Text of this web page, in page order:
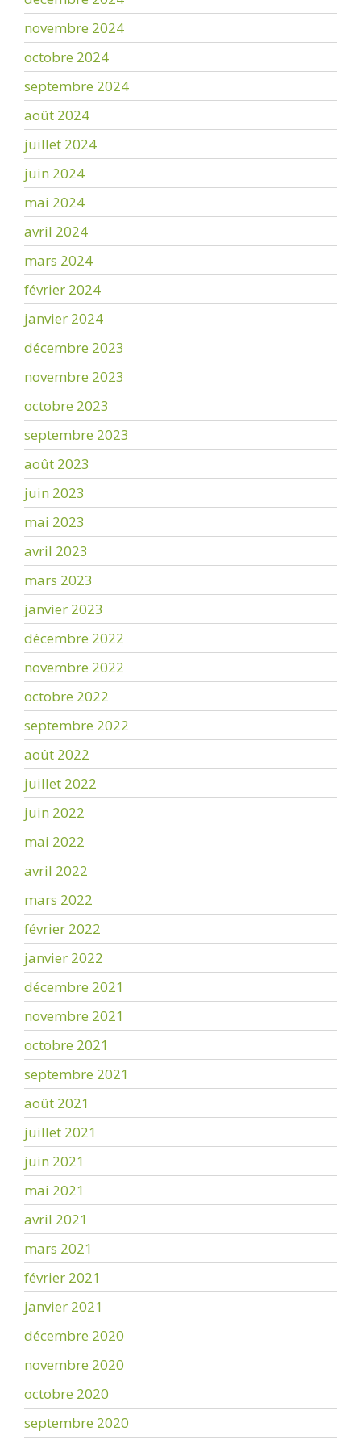
novembre 2024
octobre 2024
septembre 2024
août 2024
juillet 2024
juin 2024
mai 2024
avril 2024
mars 2024
février 2024
janvier 2024
décembre 2023
novembre 2023
octobre 2023
septembre 2023
août 2023
juin 2023
mai 2023
avril 2023
mars 2023
janvier 2023
décembre 2022
novembre 2022
octobre 2022
septembre 2022
août 2022
juillet 2022
juin 2022
mai 2022
avril 2022
mars 2022
février 2022
janvier 2022
décembre 2021
novembre 2021
octobre 2021
septembre 2021
août 2021
juillet 2021
juin 2021
mai 2021
avril 2021
mars 2021
février 2021
janvier 2021
décembre 2020
novembre 2020
octobre 2020
septembre 2020